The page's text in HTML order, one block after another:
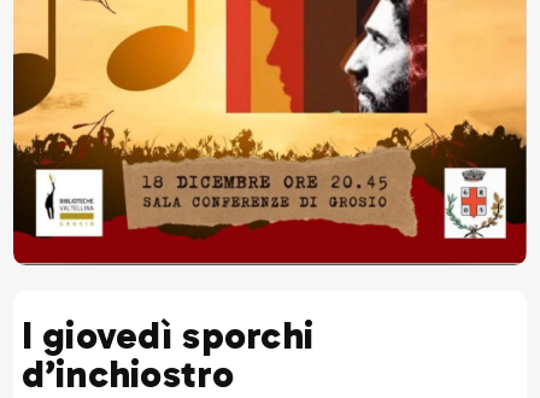
I giovedì sporchi
d’inchiostro